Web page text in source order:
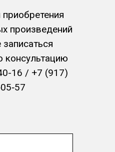
17-71
произведений
консультацию
16 / +7 (917)